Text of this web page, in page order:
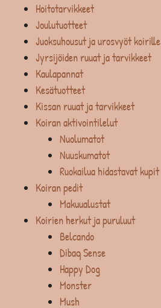
Hoitotarvikkeet
Joulutuotteet
Juoksuhousut ja urosvyöt koirille
Jyrsijöiden ruuat ja tarvikkeet
Kaulapannat
Kesätuotteet
Kissan ruuat ja tarvikkeet
Koiran aktivointilelut
Nuolumatot
Nuuskumatot
Ruokailua hidastavat kupit
Koiran pedit
Makuualustat
Koirien herkut ja puruluut
Belcando
Dibaq Sense
Happy Dog
Monster
Mush